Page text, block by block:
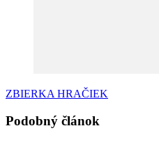
ZBIERKA HRAČIEK
Podobný článok